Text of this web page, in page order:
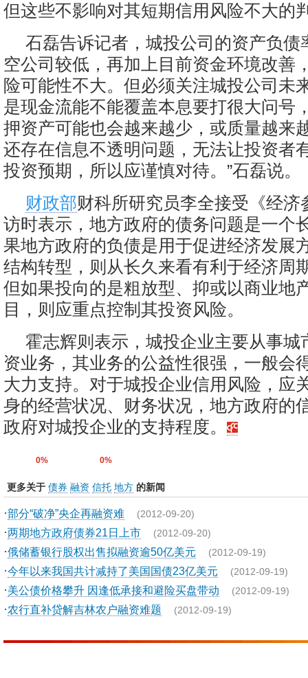
但这些不影响对其短期信用风险不大的
石磊告诉记者，城投公司的资产负债
空公司较低，再加上目前资金环境改善
险可能性不大。但必须关注城投公司未
是现金流能不能覆盖本息要打很大问号
押资产可能也会越来越少，或质量越来
还存在信息不透明问题，无法让投资者
投资预期，所以应谨慎对待。”石磊说。
财政部财科所研究员李全接受《经济
访时表示，地方政府的债务问题是一个
果地方政府的负债是用于促进经济发展
结构转型，则从长久来看有利于经济周
但如果投向的是粗放型、抑或以商业地
目，则应重点控制其投资风险。
霍志辉则表示，城投企业主要从事城
资业务，其业务的公益性很强，一般会
大力支持。对于城投企业信用风险，应
身的经营状况、财务状况，地方政府的
政府对城投企业的支持程度。
0% 0%
更多关于 债券 融资 信托 地方 的新闻
·部分“破净”央企再融资难 (2012-09-20)
·两期地方政府债券21日上市 (2012-09-20)
·俄储蓄银行股权出售拟融资逾50亿美元 (2012-09-19)
·今年以来我国共计减持了美国国债23亿美元 (2012-09-19)
·美公债价格攀升 因逢低承接和避险买盘带动 (2012-09-19)
·农行直补贷解吉林农户融资难题 (2012-09-19)